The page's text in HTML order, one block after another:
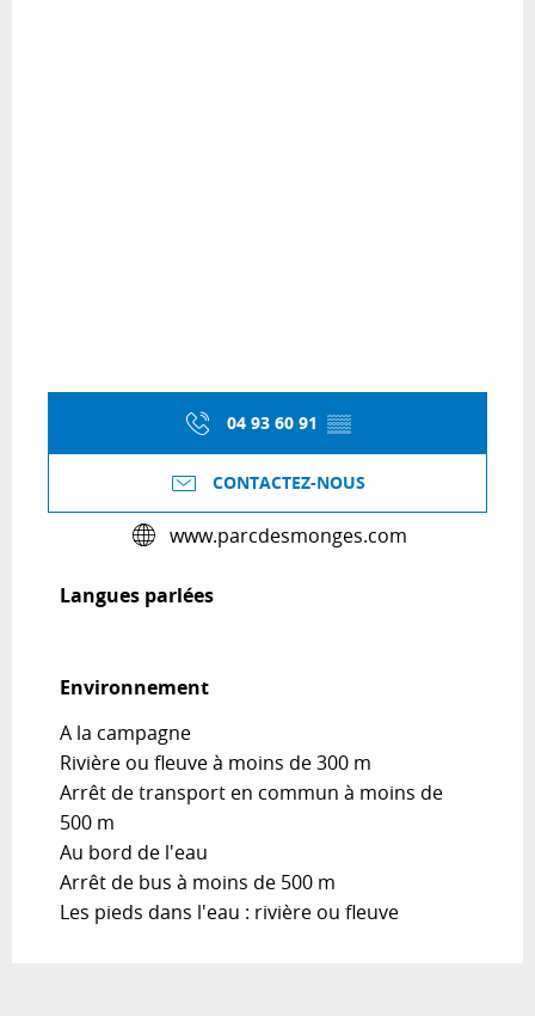
04 93 60 91 ▒▒
CONTACTEZ-NOUS
www.parcdesmonges.com
Langues parlées
Langues parlées
Environnement
Environnement
A la campagne
Rivière ou fleuve à moins de 300 m
Arrêt de transport en commun à moins de
500 m
Au bord de l'eau
Arrêt de bus à moins de 500 m
Les pieds dans l'eau : rivière ou fleuve